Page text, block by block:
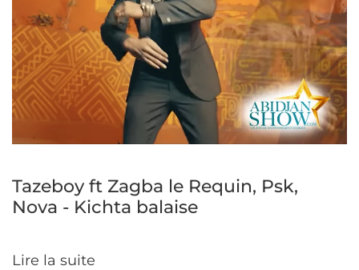
Tazeboy ft Zagba le Requin, Psk,
Nova - Kichta balaise
Lire la suite